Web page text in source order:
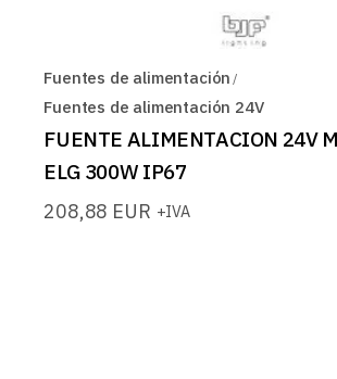
Fuentes de alimentación
Fuentes de alimentación 24V
FUENTE ALIMENTACION 24V
ELG 300W IP67
208,88 EUR +IVA